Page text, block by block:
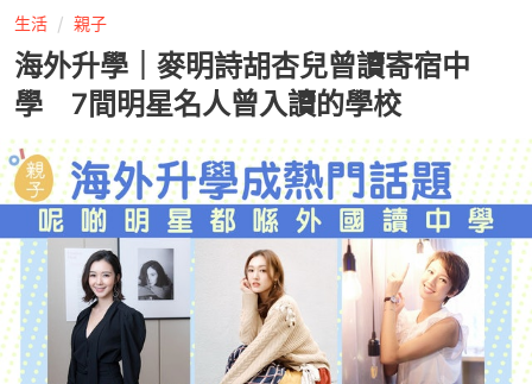
生活 親子
海外升學｜麥明詩胡杏兒曾讀寄宿中
學 7間明星名人曾入讀的學校